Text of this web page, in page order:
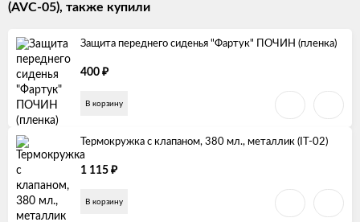
(AVC-05), также купили
Защита переднего сиденья "Фартук" ПОЧИН (пленка)
400 ₽
В корзину
Термокружка с клапаном, 380 мл., металлик (IT-02)
1 115 ₽
В корзину